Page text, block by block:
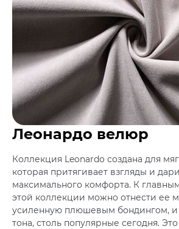
Леонардо велюр
Коллекция Leonardo создана для
которая притягивает взгляды и
максимального комфорта. К
этой коллекции можно отнести ее
усиленную плюшевым бондингом,
тона, столь популярные сегодня. Это